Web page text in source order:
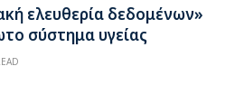
ελευθερία δεδομένων»
σύστημα υγείας